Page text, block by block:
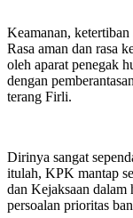
Keamanan,
Rasa aman dan rasa
oleh aparat penegak
dengan
terang Firli.
Dirinya sangat
itulah, KPK mantap
dan Kejaksaan dalam
persoalan prioritas